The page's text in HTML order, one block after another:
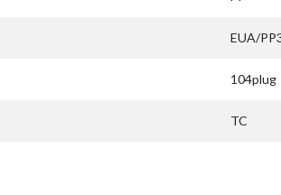
EUA/
104plug
TC